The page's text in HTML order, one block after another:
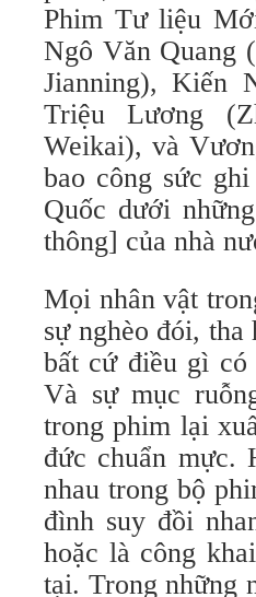
Phim Tư liệu
Ngô Văn Quang
Jianning), Kiến
Triệu Lương
Weikai), và
bao công sức
Quốc dưới
thông] của nhà
Mọi nhân vật
sự nghèo đói, tha
bất cứ điều gì
Và sự mục
trong phim lại
đức chuẩn mực.
nhau trong bộ
đình suy đồi
hoặc là công
tại. Trong những